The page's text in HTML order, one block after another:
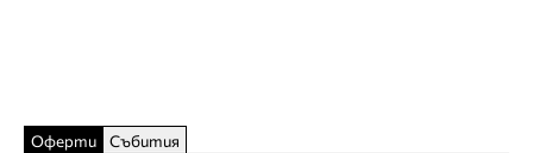
Оферти Събития